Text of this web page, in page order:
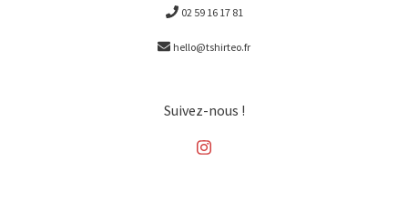
02 59 16 17 81
hello@tshirteo.fr
Suivez-nous !